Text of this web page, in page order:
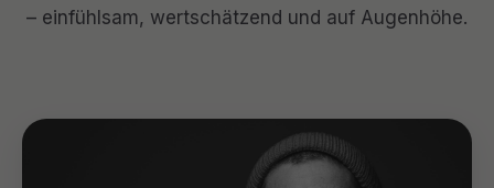
– einfühlsam, wertschätzend und auf Augenhöhe.